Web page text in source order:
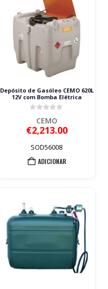
Depósito de Gasóleo CEMO 620L
12V com Bomba Elétrica
CEMO
€2,213.00
SOD56008
ADICIONAR